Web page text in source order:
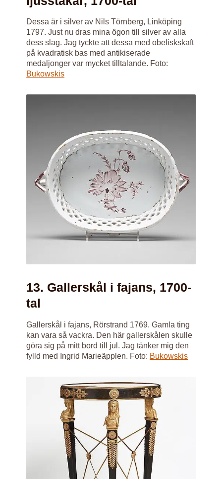
Dessa är i silver av Nils Törnberg, Linköping
1797. Just nu dras mina ögon till silver av alla
dess slag. Jag tyckte att dessa med obeliskskaft
på kvadratisk bas med antikiserade
medaljonger var mycket tilltalande. Foto:
Bukowskis
13. Gallerskål i fajans, 1700-
tal
Gallerskål i fajans, Rörstrand 1769. Gamla ting
kan vara så vackra. Den här gallerskålen skulle
göra sig på mitt bord till jul. Jag tänker mig den
fylld med Ingrid Marieäpplen. Foto: Bukowskis